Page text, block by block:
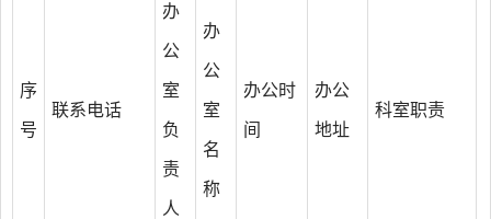
序
号
联系电话
办
公
室
负
责
人
办
公
室
名
称
办公时
间
办公
地址
科室职责